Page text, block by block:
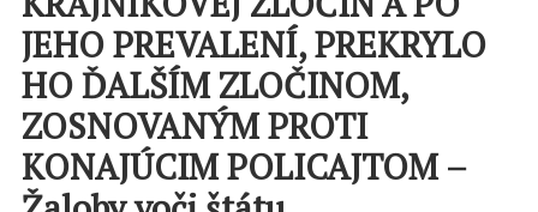
JEHO PREVALENÍ, PREKRYLO
HO ĎALŠÍM ZLOČINOM,
ZOSNOVANÝM PROTI
KONAJÚCIM POLICAJTOM –